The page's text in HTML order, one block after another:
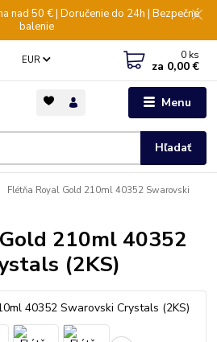
nad 50 € | Doručenie do 24h | Bezpečné
balenie
Menu
EUR
Hľadať
0 ks
za 0,00 €
Flétňa Royal Gold 210ml 40352 Swarovski
210ml 40352
(2KS)